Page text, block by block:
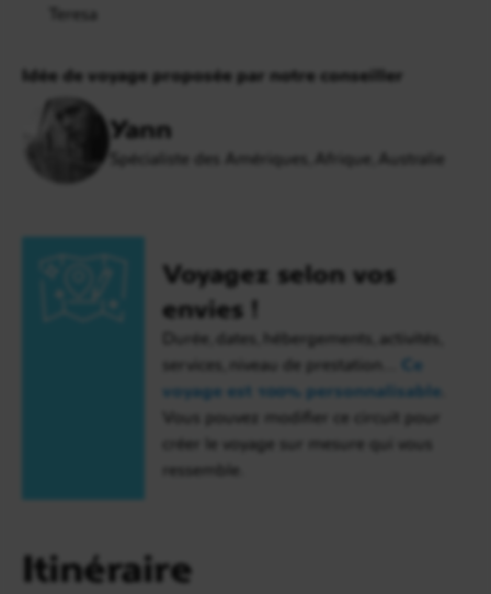
Teresa
Idée de voyage proposée par notre conseiller
Yann
Spécialiste des Amériques, Afrique, Australie
Voyagez selon vos
envies !
Durée, dates, hébergements, activités,
services, niveau de prestation…
Ce
voyage est 100% personnalisable
Vous pouvez modifier ce circuit pour
créer le voyage sur mesure qui vous
ressemble.
Itinéraire